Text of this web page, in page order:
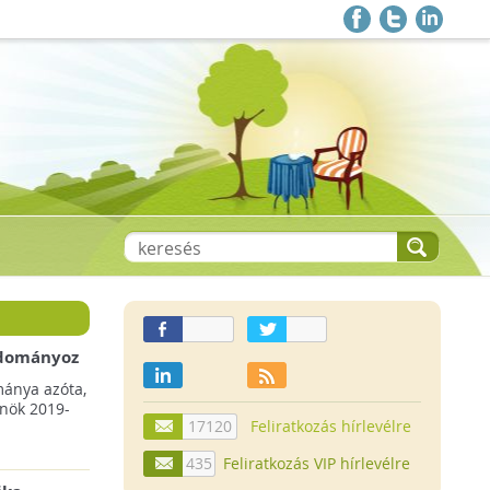
azóta,
2019-
17120
Feliratkozás hírlevélre
435
Feliratkozás VIP hírlevélre